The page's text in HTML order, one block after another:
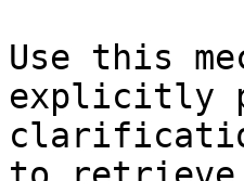
Use this
explicitly